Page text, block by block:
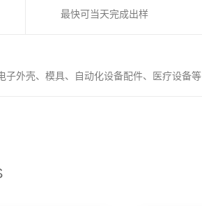
最快可当天完成出样
子外壳、模具、自动化设备配件、医疗设备等